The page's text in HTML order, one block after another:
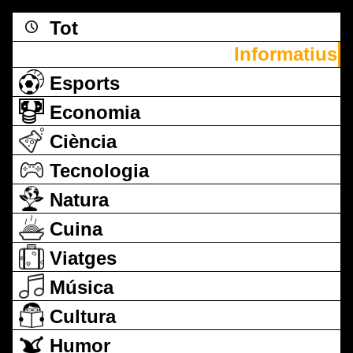
Tot
Informatius
Esports
Economia
Ciència
Tecnologia
Natura
Cuina
Viatges
Música
Cultura
Humor